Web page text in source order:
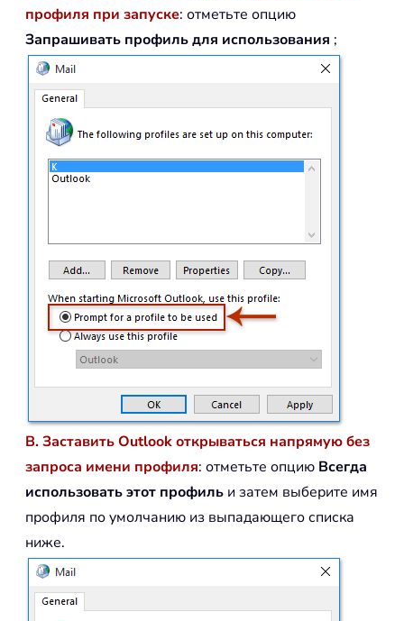
профиля при запуске: отметьте опцию
Запрашивать профиль для использования ;
B. Заставить Outlook открываться напрямую без
запроса имени профиля: отметьте опцию Всегда
использовать этот профиль и затем выберите имя
профиля по умолчанию из выпадающего списка
ниже.